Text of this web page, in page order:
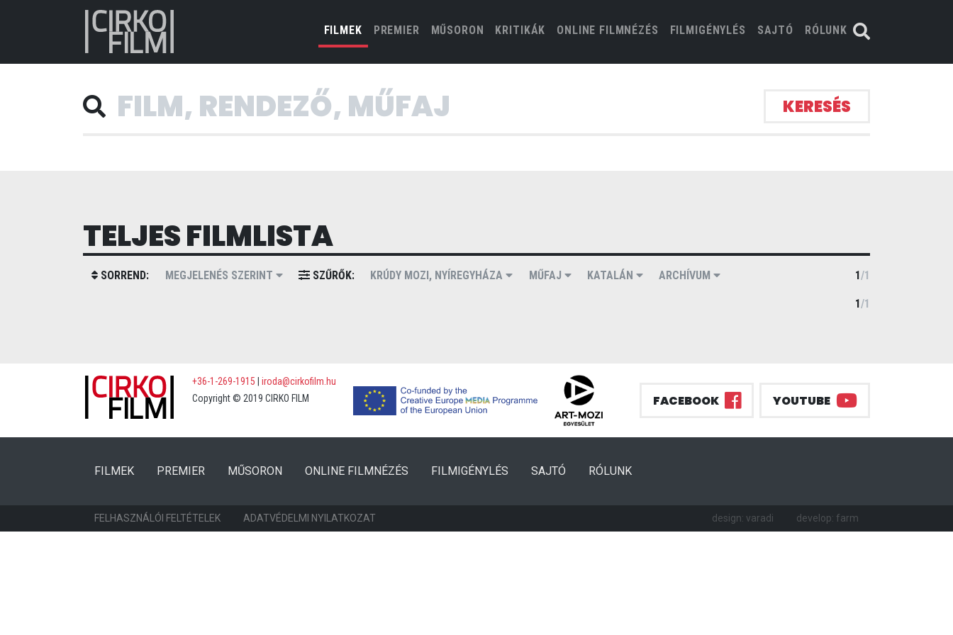
FILMEK(CURRENT)
PREMIER MŰSORON KRITIKÁK ONLINE FILMNÉZÉS FILMIGÉNYLÉS SAJTÓ RÓLUNK
KERESÉS
TELJES FILMLISTA
SORREND: MEGJELENÉS SZERINT SZŰRŐK: KRÚDY MOZI, NYÍREGYHÁZA MŰFAJ KATALÁN ARCHÍVUM 1/1
1/1
+36-1-269-1915
iroda@cirkofilm.hu
Copyright © 2019 CIRKO FILM
FACEBOOK YOUTUBE
FILMEK(CURRENT)
PREMIER (CURRENT)
MŰSORON ONLINE FILMNÉZÉS FILMIGÉNYLÉS SAJTÓ RÓLUNK
FELHASZNÁLÓI FELTÉTELEK ADATVÉDELMI NYILATKOZAT design: varadi develop: farm